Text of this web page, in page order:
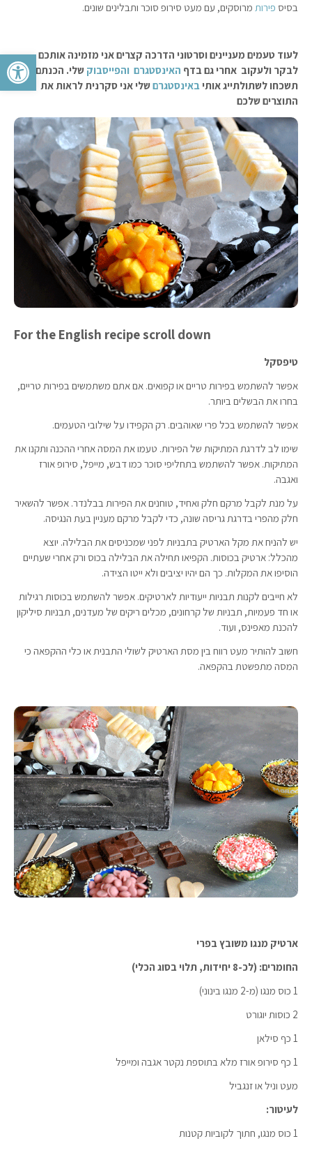
פתח
בסיס פירות מרוסקים, עם מעט סירופ סוכר ותבלינים שונים.
לעוד טעמים מעניינים וסרטוני הדרכה קצרים אני מזמינה אותכם
לבקר ולעקוב אחרי גם בדף האינסטגרם והפייסבוק שלי. הכנתם? אל
תשכחו לשתולתייג אותי באינסטגרםשלי אני סקרנית לראות את
התוצרים שלכם
For the English recipe scroll down
טיפסקל
אפשר להשתמש בפירות טריים או קפואים. אם אתם משתמשים בפירות טריים,
בחרו את הבשלים ביותר.
אפשר להשתמש בכל פרי שאוהבים. רק הקפידו על שילובי הטעמים.
שימו לב לדרגת המתיקות של הפירות. טעמו את המסה אחרי ההכנה ותקנו את
המתיקות. אפשר להשתמש בתחליפי סוכר כמו דבש, מייפל, סירופ אורז
ואגבה.
על מנת לקבל מרקם חלק ואחיד, טוחנים את הפירות בבלנדר. אפשר להשאיר
חלק מהפרי בדרגת גריסה שונה, כדי לקבל מרקם מעניין בעת הנגיסה.
יש להניח את מקל הארטיק בתבניות לפני שמכניסים את הבלילה. יוצא
מהכלל: ארטיק בכוסות. הקפיאו תחילה את הבלילה בכוס ורק אחרי שעתיים
הוסיפו את המקלות. כך הם יהיו יציבים ולא ייטו הצידה.
לא חייבים לקנות תבניות ייעודיות לארטיקים. אפשר להשתמש בכוסות רגילות
או חד פעמיות, תבניות של קרחונים, מכלים ריקים של מעדנים, תבניות סיליקון
להכנת מאפינס, ועוד.
חשוב להותיר מעט רווח בין מסת הארטיק לשולי התבנית או כלי ההקפאה כי
המסה מתפשטת בהקפאה.
ארטיק מנגו משובץ בפרי
החומרים: (לכ-8 יחידות, תלוי בסוג הכלי)
1 כוס מנגו (מ-2 מנגו בינוני)
2 כוסות יוגורט
1 כף סילאן
1 כף סירופ אורז מלא בתוספת נקטר אגבה ומייפל
מעט וניל או זנגביל
לעיטור:
1 כוס מנגו, חתוך לקוביות קטנות